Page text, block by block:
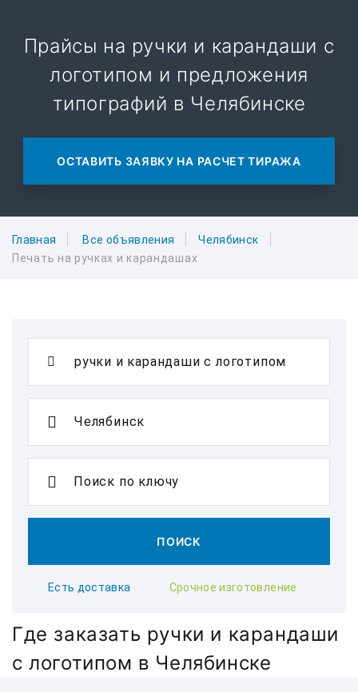
Прайсы на ручки и карандаши с
логотипом и предложения
типографий в Челябинске
ОСТАВИТЬ ЗАЯВКУ НА РАСЧЕТ ТИРАЖА
Главная Все объявления
Челябинск
Печать на ручках и карандашах
Поиск по ключу
ПОИСК
Есть доставка Срочное изготовление
Где заказать ручки и карандаши
с логотипом в Челябинске